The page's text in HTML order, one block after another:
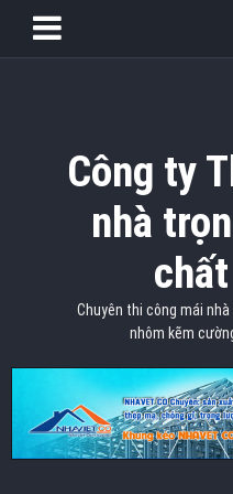
Công ty
nhà
Chuyên thi công mái
nhôm kẽm